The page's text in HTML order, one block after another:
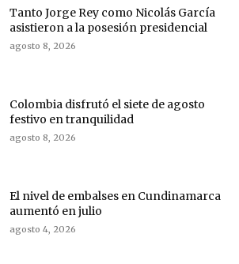
Tanto Jorge Rey como Nicolás García
asistieron a la posesión presidencial
agosto 8, 2026
Colombia disfrutó el siete de agosto
festivo en tranquilidad
agosto 8, 2026
El nivel de embalses en Cundinamarca
aumentó en julio
agosto 4, 2026